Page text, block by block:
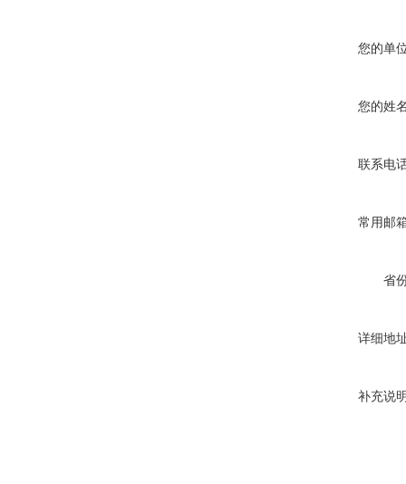
您的单
您的姓
联系电
常用邮
省
详细地
补充说